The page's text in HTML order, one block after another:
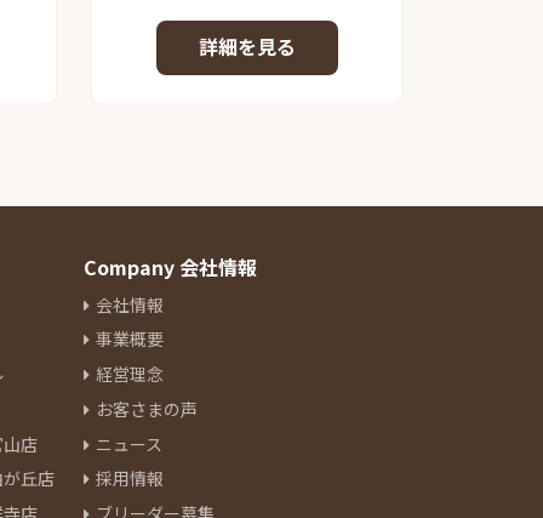
詳細を見る
店
丘店
Company 会社情報
会社情報
事業概要
経営理念
お客さまの声
ニュース
採用情報